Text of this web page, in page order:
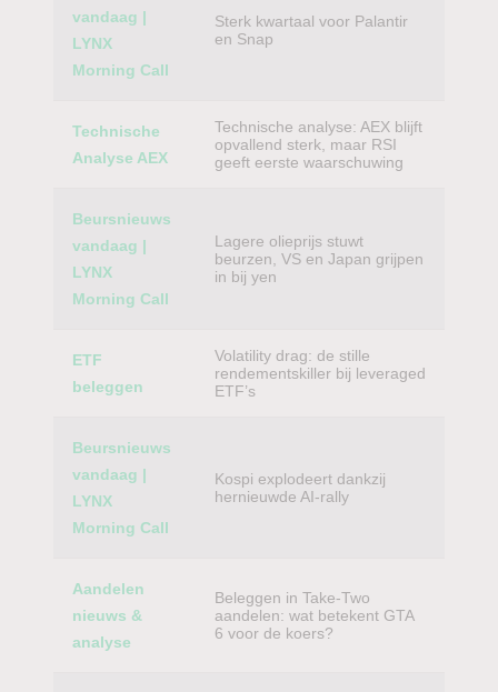
vandaag |
LYNX
Morning Call
Sterk kwartaal voor Palantir
en Snap
Technische
Analyse AEX
Technische analyse: AEX blijft
opvallend sterk, maar RSI
geeft eerste waarschuwing
Beursnieuws
vandaag |
LYNX
Morning Call
Lagere olieprijs stuwt
beurzen, VS en Japan grijpen
in bij yen
ETF
beleggen
Volatility drag: de stille
rendementskiller bij leveraged
ETF’s
Beursnieuws
vandaag |
LYNX
Morning Call
Kospi explodeert dankzij
hernieuwde AI-rally
Aandelen
nieuws &
analyse
Beleggen in Take-Two
aandelen: wat betekent GTA
6 voor de koers?